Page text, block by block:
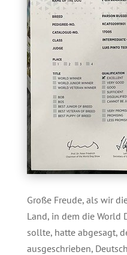
Große Freude, als wir
Land, in dem die World
sollte, hatte abgesagt,
ausgeschrieben,